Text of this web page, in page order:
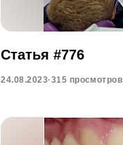
Статья #776
24.08.2023·315 просмотров